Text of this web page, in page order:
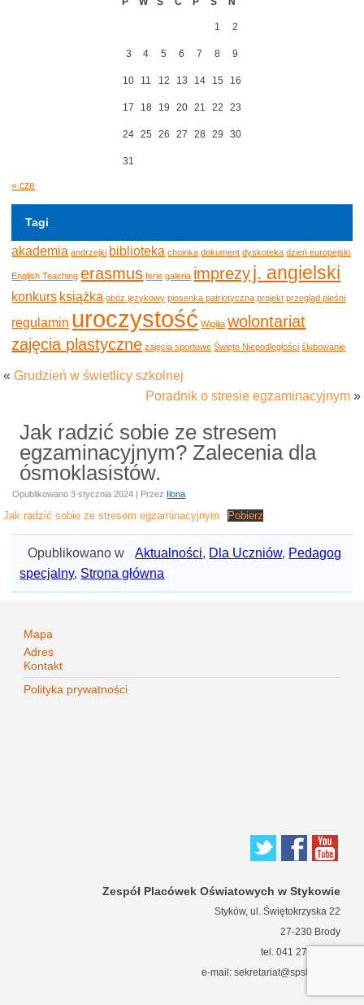
1 2
3 4 5 6 7 8 9
10 11 12 13 14 15 16
17 18 19 20 21 22 23
24 25 26 27 28 29 30
31
« cze
Tagi
akademia andrzejki biblioteka choinka dokument dyskoteka dzień europejski
English Teaching erasmus ferie galeria imprezyj. angielski
konkurs książka obóz językowy piosenka patriotyczna projekt przegląd pieśni
regulamin uroczystość Wigilia wolontariat
zajęcia plastyczne zajęcia sportowe Święto Niepodległości ślubowanie
«Grudzień w świetlicy szkolnej
Poradnik o stresie egzaminacyjnym»
Jak radzić sobie ze stresem
egzaminacyjnym? Zalecenia dla
ósmoklasistów.
Opublikowano 3 stycznia 2024 | Przez Ilona
Jak radzić sobie ze stresem egzaminacyjnym Pobierz
Opublikowano w Aktualności, Dla Uczniów, Pedagog
specjalny, Strona główna
Mapa
Adres
Kontakt
Polityka prywatności
Zespół Placówek Oświatowych w Stykowie
Styków, ul. Świętokrzyska 22
27-230 Brody
tel. 041 271 63 66
e-mail: sekretariat@spstykow.pl